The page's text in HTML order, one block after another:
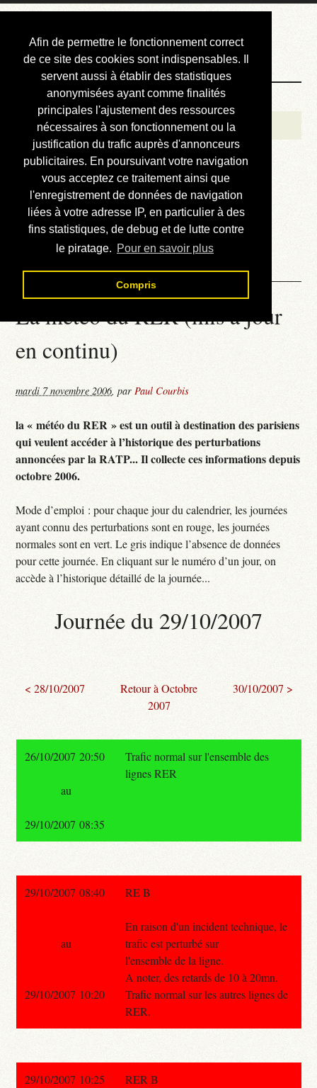
Afin de permettre le fonctionnement correct
de ce site des cookies sont indispensables. Il
servent aussi à établir des statistiques
anonymisées ayant comme finalités
principales l'ajustement des ressources
nécessaires à son fonctionnement ou la
justification du trafic auprès d'annonceurs
publicitaires. En poursuivant votre navigation
vous acceptez ce traitement ainsi que
l'enregistrement de données de navigation
liées à votre adresse IP, en particulier à des
fins statistiques, de debug et de lutte contre
le piratage. Pour en savoir plus
Compris
Courbis, « LE »
Blog Officiel
Bienvenue
Réalisations
Divers (et d’été)
Annonces
Liens externes
Téléchargement
Contact
La météo du RER (mis à jour
en continu)
mardi 7 novembre 2006,parPaul Courbis
la « météo du RER » est un outil à destination des parisiens
qui veulent accéder à l’historique des perturbations
annoncées par la RATP... Il collecte ces informations depuis
octobre 2006.
Mode d’emploi : pour chaque jour du calendrier, les journées
ayant connu des perturbations sont en rouge, les journées
normales sont en vert. Le gris indique l’absence de données
pour cette journée. En cliquant sur le numéro d’un jour, on
accède à l’historique détaillé de la journée...
Journée du 29/10/2007
< 28/10/2007
Retour à Octobre
2007
30/10/2007 >
26/10/2007 20:50
Trafic normal sur l'ensemble des
lignes RER
au
29/10/2007 08:35
29/10/2007 08:40 RE B
En raison d'un incident technique, le
trafic est perturbé sur
l'ensemble de la ligne.
A noter, des retards de 10 à 20mn.
Trafic normal sur les autres lignes de
RER.
au
29/10/2007 10:20
29/10/2007 10:25 RER B